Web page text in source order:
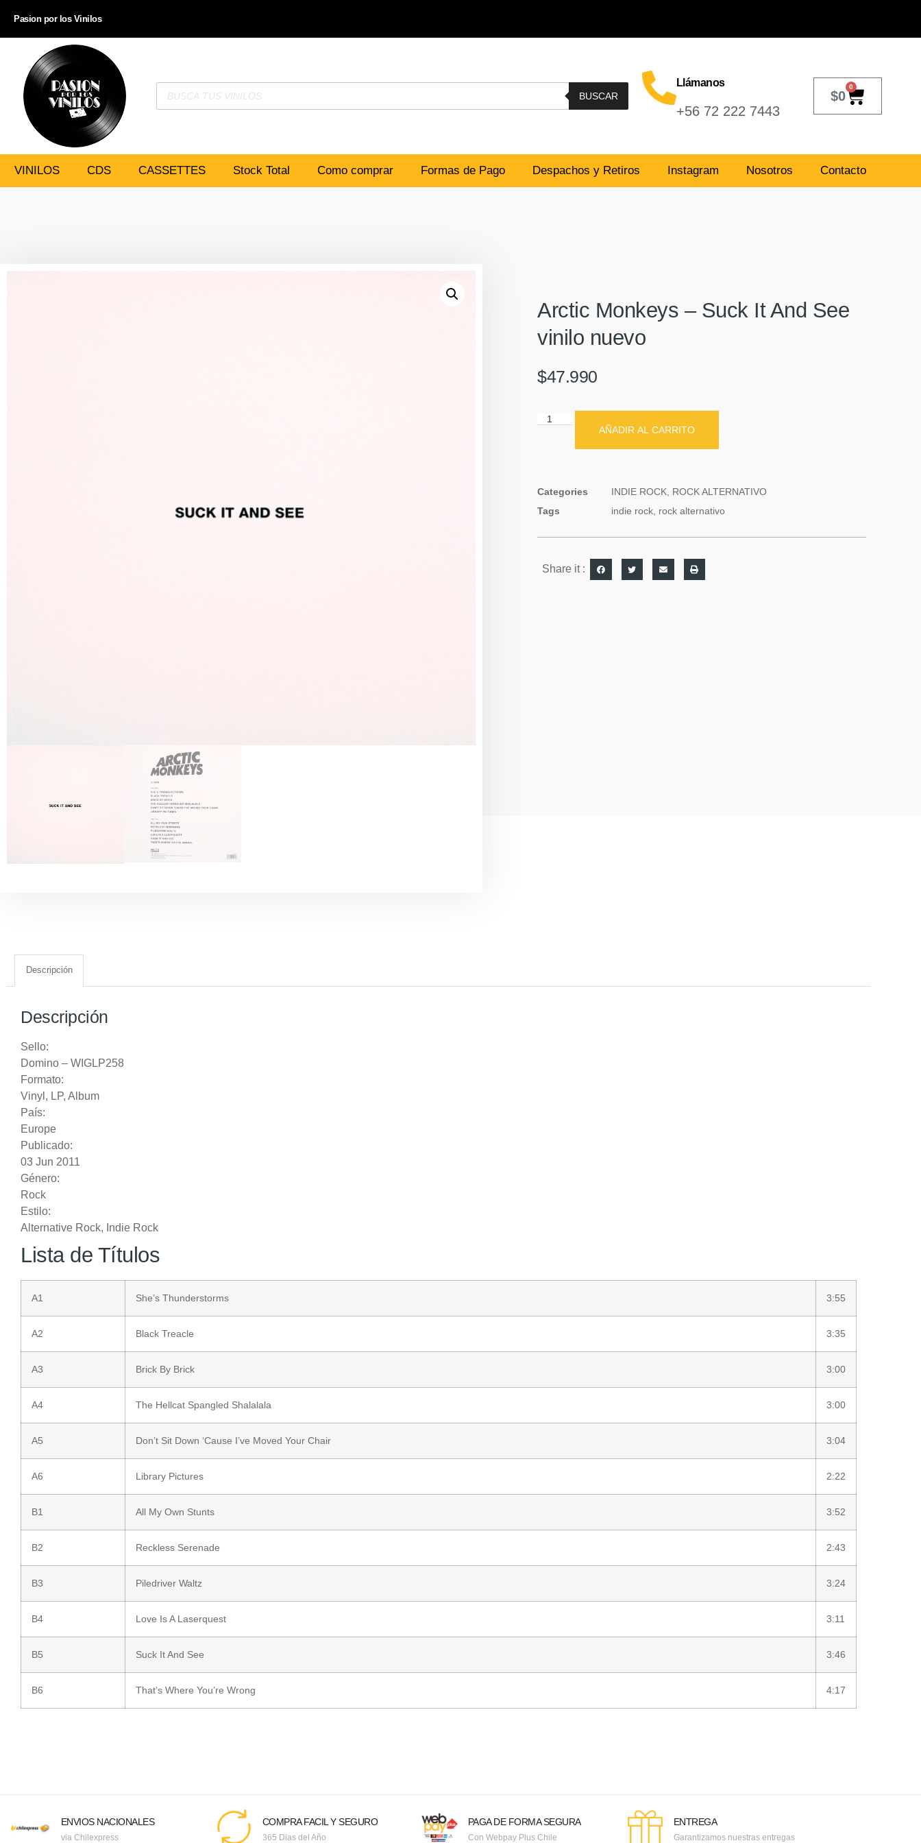
Pasion por los Vinilos
BUSCAR
Llámanos
+56 72 222 7443
$0
0
VINILOS CDS CASSETTES Stock Total Como comprar Formas de Pago Despachos y Retiros Instagram Nosotros Contacto
Arctic Monkeys ‎– Suck It And See
vinilo nuevo
$47.990
AÑADIR AL CARRITO
Categories INDIE ROCK, ROCK ALTERNATIVO
Tags
indie rock, rock alternativo
Share it :
Descripción
Descripción
Sello:
Domino ‎– WIGLP258
Formato:
Vinyl , LP, Album
País:
Europe
Publicado:
03 Jun 2011
Género:
Rock
Estilo:
Alternative Rock, Indie Rock
Lista de Títulos
A1 She’s Thunderstorms 3:55
A2 Black Treacle 3:35
A3 Brick By Brick 3:00
A4 The Hellcat Spangled Shalalala 3:00
A5 Don’t Sit Down ‘Cause I’ve Moved Your Chair 3:04
A6 Library Pictures 2:22
B1 All My Own Stunts 3:52
B2 Reckless Serenade 2:43
B3 Piledriver Waltz 3:24
B4 Love Is A Laserquest 3:11
B5 Suck It And See 3:46
B6 That’s Where You’re Wrong 4:17
ENVIOS NACIONALES
via Chilexpress
COMPRA FACIL Y SEGURO
365 Dias del Año
PAGA DE FORMA SEGURA
Con Webpay Plus Chile
ENTREGA
Garantizamos nuestras entregas